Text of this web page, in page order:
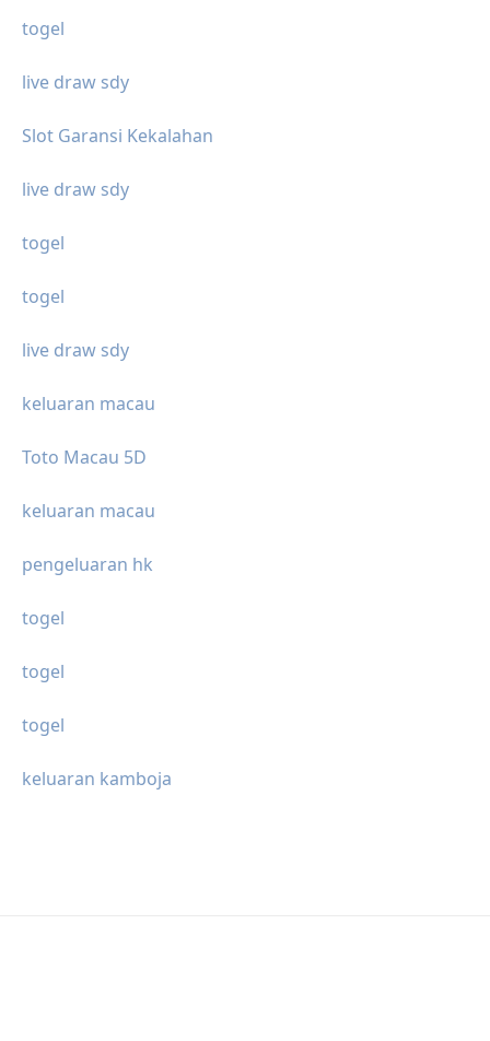
togel
live draw sdy
Slot Garansi Kekalahan
live draw sdy
togel
togel
live draw sdy
keluaran macau
Toto Macau 5D
keluaran macau
pengeluaran hk
togel
togel
togel
keluaran kamboja